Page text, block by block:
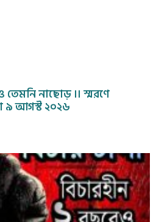
নাছোড় ।। স্মরণে
৯ আগস্ট ২০২৬